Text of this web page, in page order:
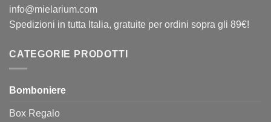
info@mielarium.com
Spedizioni in tutta Italia, gratuite per ordini sopra gli 89€!
CATEGORIE PRODOTTI
Bomboniere
Box Regalo